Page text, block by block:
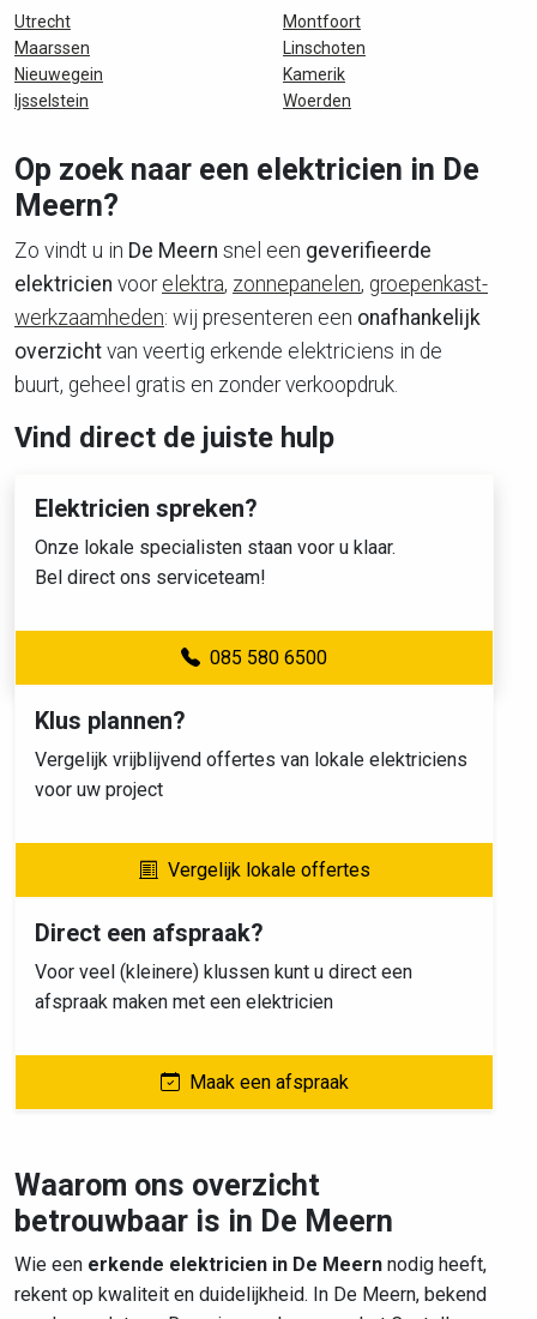
Utrecht
Maarssen
Nieuwegein
Ijsselstein
Montfoort
Linschoten
Kamerik
Woerden
Op zoek naar een elektricien in De
Meern?
Zo vindt u in De Meern snel een geverifieerde
elektricien voor elektra, zonnepanelen, groepenkast-
werkzaamheden: wij presenteren een onafhankelijk
overzicht van veertig erkende elektriciens in de
buurt, geheel gratis en zonder verkoopdruk.
Vind direct de juiste hulp
Elektricien spreken?
Onze lokale specialisten staan voor u klaar.
Bel direct ons serviceteam!
085 580 6500
Klus plannen?
Vergelijk vrijblijvend offertes van lokale elektriciens
voor uw project
Vergelijk lokale offertes
Direct een afspraak?
Voor veel (kleinere) klussen kunt u direct een
afspraak maken met een elektricien
Maak een afspraak
Waarom ons overzicht
betrouwbaar is in De Meern
Wie een erkende elektricien in De Meern nodig heeft,
rekent op kwaliteit en duidelijkheid. In De Meern, bekend